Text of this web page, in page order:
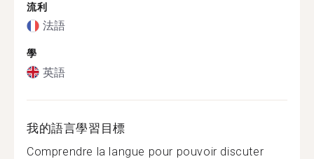
流利
法語
學
英語
我的語言學習目標
Comprendre la langue pour pouvoir discuter